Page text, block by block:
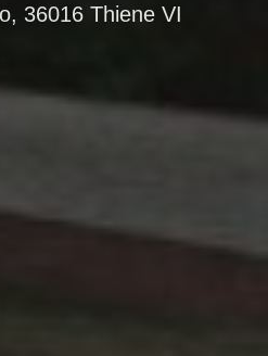
36016 Thiene VI